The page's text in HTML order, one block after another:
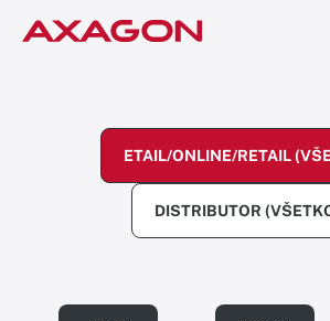
ETAIL/ONLINE/RETAIL
DISTRIBUTOR